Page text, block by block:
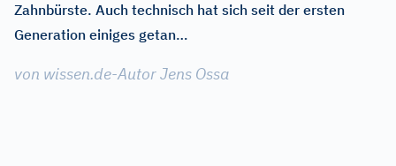
Zahnbürste. Auch technisch hat sich seit der ersten
Generation einiges getan…
von wissen.de-Autor Jens Ossa